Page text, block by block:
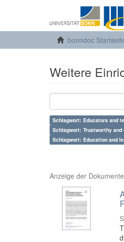
bonndoc
Weitere
Schlagwort: Educators and
Schlagwort: Trustworthy and
Schlagwort: Education and
Anzeige der